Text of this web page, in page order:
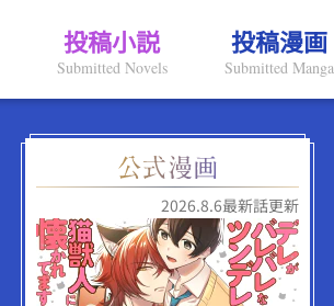
投稿小説
Submitted Novels
投稿漫画
Submitted Manga
2026.8.6最新話更新